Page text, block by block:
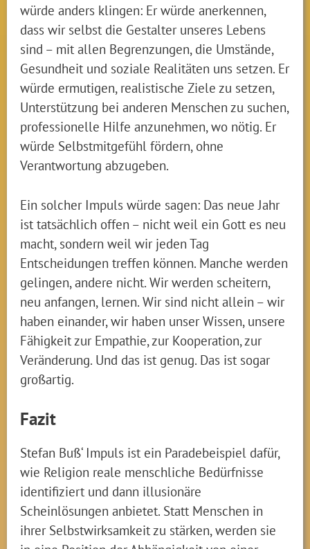
würde anders klingen: Er würde anerkennen,
dass wir selbst die Gestalter unseres Lebens
sind – mit allen Begrenzungen, die Umstände,
Gesundheit und soziale Realitäten uns setzen. Er
würde ermutigen, realistische Ziele zu setzen,
Unterstützung bei anderen Menschen zu suchen,
professionelle Hilfe anzunehmen, wo nötig. Er
würde Selbstmitgefühl fördern, ohne
Verantwortung abzugeben.
Ein solcher Impuls würde sagen: Das neue Jahr
ist tatsächlich offen – nicht weil ein Gott es neu
macht, sondern weil wir jeden Tag
Entscheidungen treffen können. Manche werden
gelingen, andere nicht. Wir werden scheitern,
neu anfangen, lernen. Wir sind nicht allein – wir
haben einander, wir haben unser Wissen, unsere
Fähigkeit zur Empathie, zur Kooperation, zur
Veränderung. Und das ist genug. Das ist sogar
großartig.
Fazit
Stefan Buß‘ Impuls ist ein Paradebeispiel dafür,
wie Religion reale menschliche Bedürfnisse
identifiziert und dann illusionäre
Scheinlösungen anbietet. Statt Menschen in
ihrer Selbstwirksamkeit zu stärken, werden sie